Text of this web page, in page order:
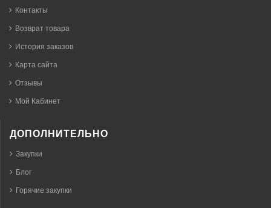
Контакты
Возврат товара
История заказов
Карта сайта
Отзывы
Мой Кабинет
ДОПОЛНИТЕЛЬНО
Закупки
Блог
Горячие закупки